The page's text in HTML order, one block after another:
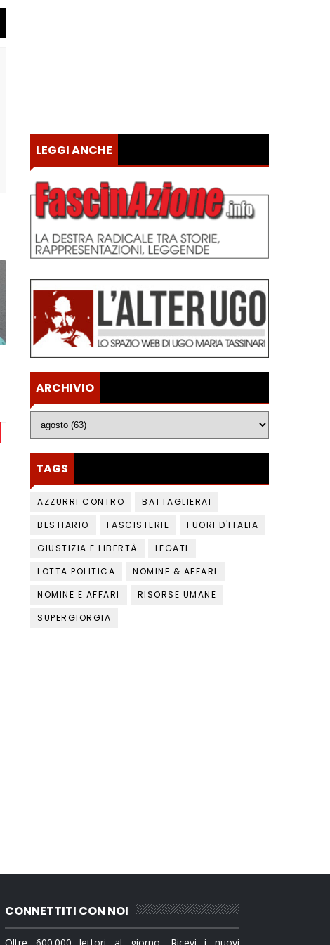
LEGGI ANCHE
ARCHIVIO
TAGS
AZZURRI CONTRO
BATTAGLIERAI
BESTIARIO
FASCISTERIE
FUORI D'ITALIA
GIUSTIZIA E LIBERTÀ
LEGATI
LOTTA POLITICA
NOMINE & AFFARI
NOMINE E AFFARI
RISORSE UMANE
SUPERGIORGIA
CONNETTITI CON NOI
Oltre 600.000 lettori al giorno. Ricevi i nuovi